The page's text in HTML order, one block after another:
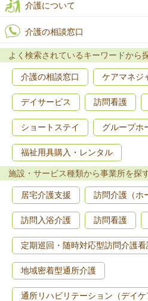
介護について
介護の相談窓口
よく検索されているキーワードから
介護の相談窓口 ケアマネジ
デイサービス 訪問看護
ショートステイ グループホ
福祉用具購入・レンタル
施設・サービス種類から事業所を探
居宅介護支援 訪問介護（ホ
訪問入浴介護 訪問看護
定期巡回・随時対応型訪問介護看
地域密着型通所介護
通所リハビリテーション（デイケ